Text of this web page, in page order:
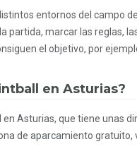
entornos del campo
partida, marcar las reglas,
el objetivo, por
en Asturias?
Asturias, que tiene unas
de aparcamiento gratuito,